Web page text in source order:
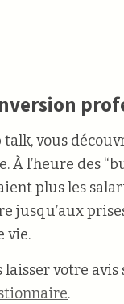
vous
À l’heure des
plus les
jusqu’aux
vie.
laisser votre
.